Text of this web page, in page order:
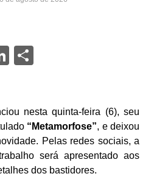
LinkedIn
Share
nesta quinta-feira (6), seu
“Metamorfose”, e deixou
Pelas redes sociais, a
será apresentado aos
dos bastidores.